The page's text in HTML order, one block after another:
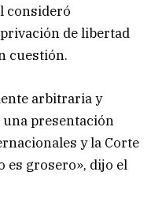
consideró
de libertad
cuestión.
arbitraria y
presentación
y la Corte
es grosero», dijo el